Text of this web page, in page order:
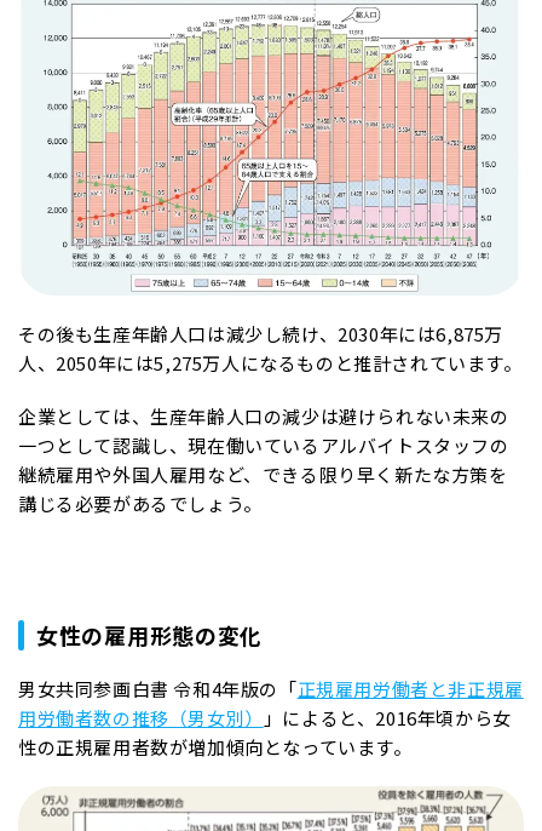
その後も生産年齢人口は減少し続け、2030年には6,875万
人、2050年には5,275万人になるものと推計されています。
企業としては、生産年齢人口の減少は避けられない未来の
一つとして認識し、現在働いているアルバイトスタッフの
継続雇用や外国人雇用など、できる限り早く新たな方策を
講じる必要があるでしょう。
女性の雇用形態の変化
男女共同参画白書 令和4年版の「正規雇用労働者と非正規雇
用労働者数の推移（男女別）
」によると、2016年頃から女
性の正規雇用者数が増加傾向となっています。